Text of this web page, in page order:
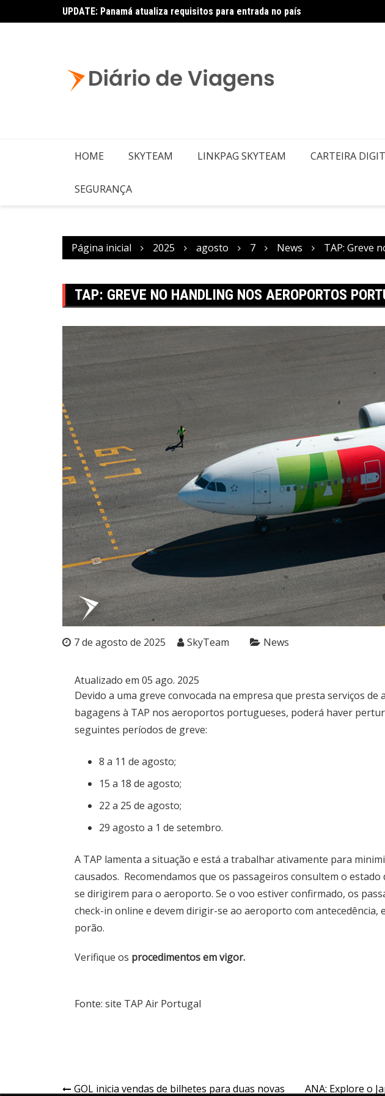
UPDATE: Panamá atualiza requisitos para entrada no país
HOME SKYTEAM LINKPAG SKYTEAM CARTEIRA
SEGURANÇA
Página inicial 2025 agosto 7 News TAP: Greve
TAP: GREVE NO HANDLING NOS AEROPORTOS
7 de agosto de 2025 SkyTeam News
Atualizado em 05 ago. 2025
Devido a uma greve convocada na empresa que presta serviços de
bagagens à TAP nos aeroportos portugueses, poderá haver
seguintes períodos de greve:
8 a 11 de agosto;
15 a 18 de agosto;
22 a 25 de agosto;
29 agosto a 1 de setembro.
A TAP lamenta a situação e está a trabalhar ativamente para
causados. Recomendamos que os passageiros consultem o estado
se dirigirem para o aeroporto. Se o voo estiver confirmado, os
check-in online e devem dirigir-se ao aeroporto com antecedência,
porão.
Verifique os procedimentos em vigor.
Fonte: site TAP Air Portugal
GOL inicia vendas de bilhetes para duas novas
ANA: Explore o